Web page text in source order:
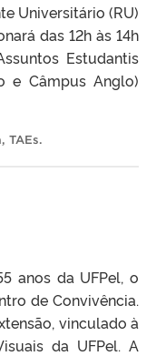
Universitário (RU)
das 12h às 14h
Estudantis
e Câmpus Anglo)
, TAEs.
anos da UFPel, o
de Convivência.
vinculado à
da UFPel. A